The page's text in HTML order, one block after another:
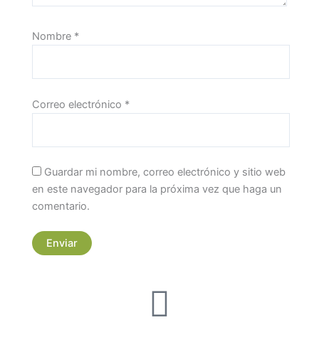
Nombre *
Correo electrónico *
Guardar mi nombre, correo electrónico y sitio web
en este navegador para la próxima vez que haga un
comentario.